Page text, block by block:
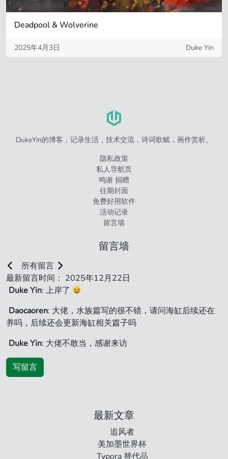
Deadpool & Wolverine
2025年4月3日 Duke Yin
DukeYin的博客，记录生活，技术交流，诗词歌赋，画作赏析。
隐私政策
私人导航页
鸣谢 捐赠
往期封面
免费好用软件
活动记录
留言墙
留言墙
所有留言
最新留言时间： 2025年12月22日
Duke Yin: 上岸了
Daocaoren: 大佬，水族篇写的很不错，请问海缸后续还在
养吗，后续还会更新海缸相关篇子吗
Duke Yin: 大佬不敢当，感谢来访
写留言
最新文章
追风者
美加墨世界杯
Typora 替代品